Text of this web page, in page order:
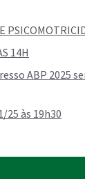
14H
ABP 2025
25 às 19h30